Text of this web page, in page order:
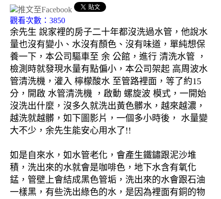
觀看次數：3850
余先生 說家裡的房子二十年都沒洗過水管，他說水
量也沒有變小、水沒有顏色、沒有味道，單純想保
養一下，本公司驅車至 余 公館，進行 清洗水管 ，
檢測時就發現水量有點偏小，本公司架起 高周波水
管清洗機，灌入 檸檬酸水 至管路裡面，等了約15
分，開啟 水管清洗機 ，啟動 螺旋波 模式，一開始
沒洗出什麼，沒多久就洗出黃色髒水，越來越濃，
越洗就越髒，如下圖影片，一個多小時後， 水量變
大不少，余先生能安心用水了!!
如是自來水，如水管老化，會產生鐵鏽跟泥沙堆
積，洗出來的水就會是咖啡色，地下水含有氧化
錳，管壁上會結成黑色管垢，洗出來的水會跟石油
一樣黑，有些洗出綠色的水，是因為裡面有銅的物